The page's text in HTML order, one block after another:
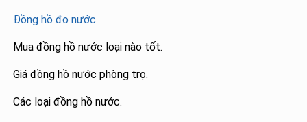
Đồng hồ đo nước
Mua đồng hồ nước loại nào tốt.
Giá đồng hồ nước phòng trọ.
Các loại đồng hồ nước.